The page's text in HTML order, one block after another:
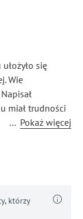
się
Wie
miał trudności
... Pokaż więcej
którzy